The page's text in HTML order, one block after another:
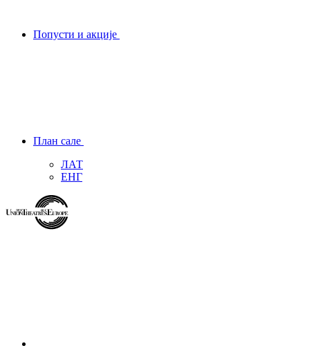
Попусти и акције
План сале
ЛАТ
ЕНГ